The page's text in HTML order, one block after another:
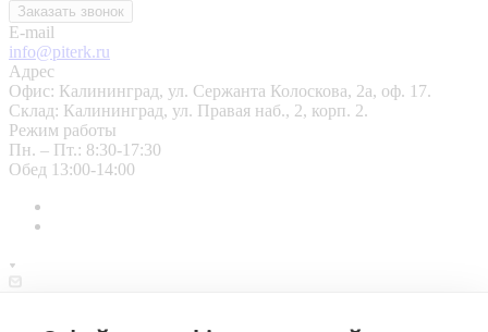
Заказать звонок
E-mail
info@piterk.ru
Адрес
Офис: Калининград, ул. Сержанта Колоскова, 2а, оф. 17.
Склад: Калининград, ул. Правая наб., 2, корп. 2.
Режим работы
Пн. – Пт.: 8:30-17:30
Обед 13:00-14:00